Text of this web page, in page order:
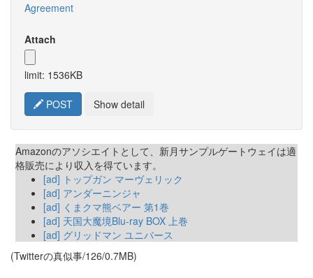
Agreement
Attach
limit: 1536KB
POST Show detail
Amazonのアソシエイトとして、新月サンプルゲートウェイは適
格販売により収入を得ています。
[ad] トップガン マーヴェリック
[ad] アンダーニンジャ
[ad] くまクマ熊ベアー 第1巻
[ad] 天国大魔境Blu-ray BOX 上巻
[ad] グリッドマン ユニバース
(Twitterの真似事/126/0.7MB)